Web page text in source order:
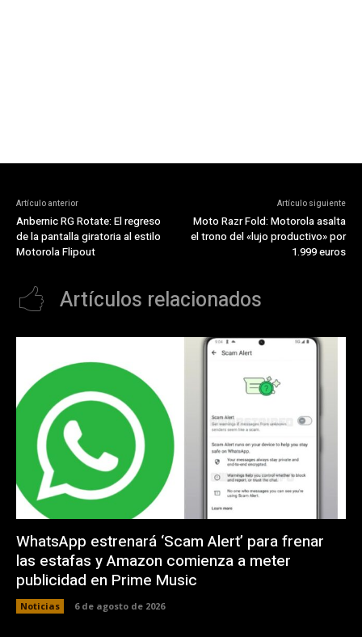
Artículo anterior
Anbernic RG Rotate: El regreso
de la pantalla giratoria al estilo
Motorola Flipout
Artículo siguiente
Moto Razr Fold: Motorola asalta
el trono del «lujo productivo» por
1.999 euros
Artículos relacionados
WhatsApp estrenará ‘Scam Alert’ para frenar
las estafas y Amazon comienza a meter
publicidad en Prime Music
Noticias 6 de agosto de 2026